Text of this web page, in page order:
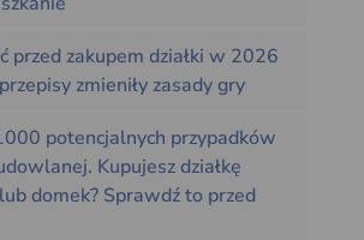
przed zakupem działki w 2026
zmieniły zasady gry
potencjalnych przypadków
Kupujesz działkę
domek? Sprawdź to przed